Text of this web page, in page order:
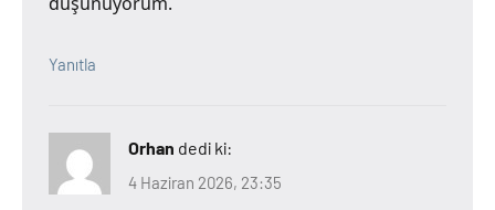
Yanıtla
Orhan dedi ki:
4 Haziran 2026, 23:35